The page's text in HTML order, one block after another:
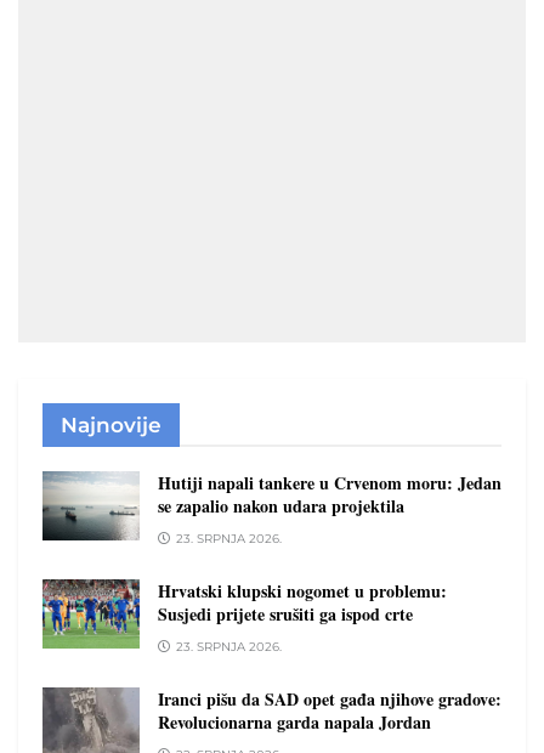
Najnovije
Hutiji napali tankere u Crvenom moru: Jedan
se zapalio nakon udara projektila
23. SRPNJA 2026.
Hrvatski klupski nogomet u problemu:
Susjedi prijete srušiti ga ispod crte
23. SRPNJA 2026.
Iranci pišu da SAD opet gađa njihove gradove:
Revolucionarna garda napala Jordan